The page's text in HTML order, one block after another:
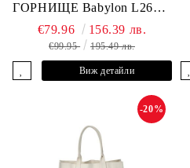
ГОРНИЩЕ Babylon L2613-
YP-682 MARC & ANDRE
€79.96 156.39 лв.
€99.95 195.49 лв.
Виж детайли
-20%